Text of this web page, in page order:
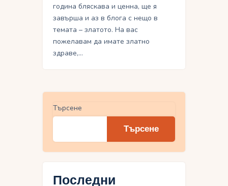
година бляскава и ценна, ще я
завърша и аз в блога с нещо в
темата – златото. На вас
пожелавам да имате златно
здраве,…
Търсене
Търсене
Последни